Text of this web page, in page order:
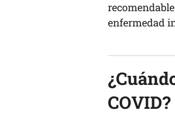
enfermedad
COVID?